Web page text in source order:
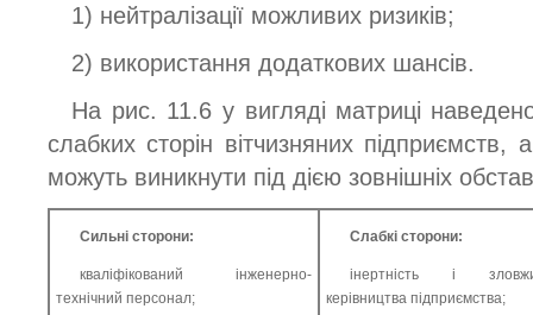
1) нейтралізації можливих ризиків;
2) використання додаткових шансів.
На рис. 11.6 у вигляді матриці
слабких сторін вітчизняних підприємств,
можуть виникнути під дією зовнішніх
Сильні сторони:
кваліфікований інженерно-
технічний персонал;
Слабкі сторони:
інертність і
керівництва підприємства;